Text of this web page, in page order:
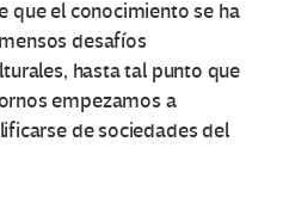
que el conocimiento se ha
desafíos
hasta tal punto que
empezamos a
de sociedades del